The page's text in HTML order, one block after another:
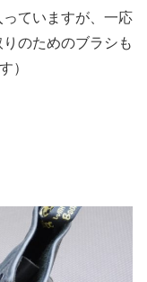
ていますが、一応
のためのブラシも
）